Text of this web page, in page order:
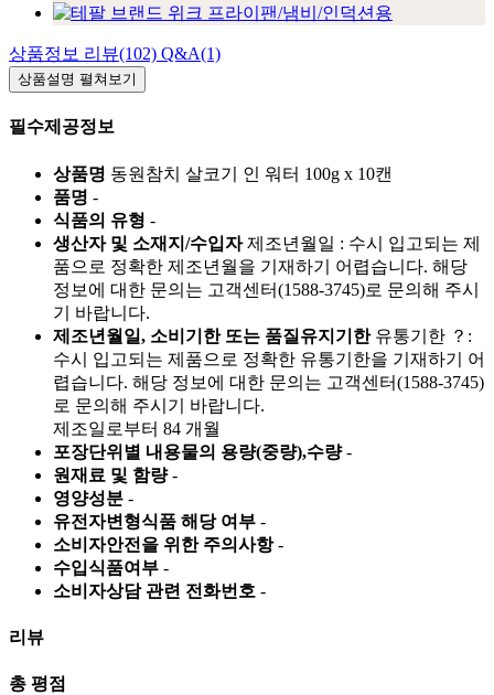
상품정보 리뷰(102) Q&A(1)
상품설명 펼쳐보기
필수제공정보
상품명 동원참치 살코기 인 워터 100g x 10캔
품명 -
식품의 유형 -
생산자 및 소재지/수입자 제조년월일 : 수시 입고되는 제
품으로 정확한 제조년월을 기재하기 어렵습니다. 해당
정보에 대한 문의는 고객센터(1588-3745)로 문의해 주시
기 바랍니다.
제조년월일, 소비기한 또는 품질유지기한 유통기한 ？:
수시 입고되는 제품으로 정확한 유통기한을 기재하기 어
렵습니다. 해당 정보에 대한 문의는 고객센터(1588-3745)
로 문의해 주시기 바랍니다.
제조일로부터 84 개월
포장단위별 내용물의 용량(중량),수량 -
원재료 및 함량 -
영양성분 -
유전자변형식품 해당 여부 -
소비자안전을 위한 주의사항 -
수입식품여부 -
소비자상담 관련 전화번호 -
리뷰
총 평점